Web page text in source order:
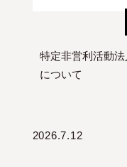
特定非営利活動
について
2026.7.12